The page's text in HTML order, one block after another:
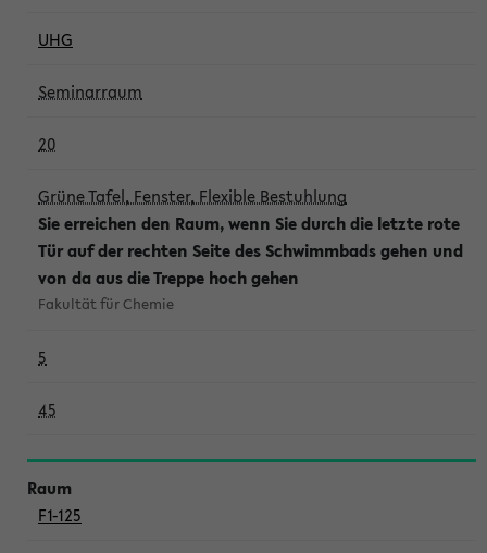
UHG
Seminarraum
20
Grüne Tafel, Fenster, Flexible Bestuhlung
Sie erreichen den Raum, wenn Sie durch die letzte rote
Tür auf der rechten Seite des Schwimmbads gehen und
von da aus die Treppe hoch gehen
Fakultät für Chemie
5
45
F1-125